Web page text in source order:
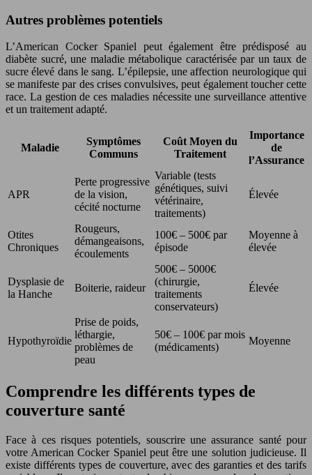
Autres problèmes potentiels
L’American Cocker Spaniel peut également être prédisposé au
diabète sucré, une maladie métabolique caractérisée par un taux de
sucre élevé dans le sang. L’épilepsie, une affection neurologique qui
se manifeste par des crises convulsives, peut également toucher cette
race. La gestion de ces maladies nécessite une surveillance attentive
et un traitement adapté.
Maladie
Symptômes
Communs
Coût Moyen du
Traitement
Importance
de
l’Assurance
APR
Perte progressive
de la vision,
cécité nocturne
Variable (tests
génétiques, suivi
vétérinaire,
traitements)
Élevée
Otites
Chroniques
Rougeurs,
démangeaisons,
écoulements
100€ – 500€ par
épisode
Moyenne à
élevée
Dysplasie de
la Hanche
Boiterie, raideur
500€ – 5000€
(chirurgie,
traitements
conservateurs)
Élevée
Hypothyroïdie
Prise de poids,
léthargie,
problèmes de
peau
50€ – 100€ par mois
(médicaments)
Moyenne
Comprendre les différents types de
couverture santé
Face à ces risques potentiels, souscrire une assurance santé pour
votre American Cocker Spaniel peut être une solution judicieuse. Il
existe différents types de couverture, avec des garanties et des tarifs